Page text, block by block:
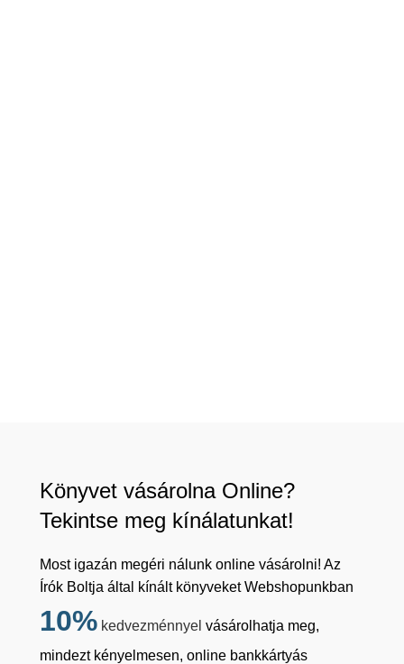
Könyvet vásárolna Online?
Tekintse meg kínálatunkat!
Most igazán megéri nálunk online vásárolni! Az
Írók Boltja által kínált könyveket Webshopunkban
10% kedvezménnyel vásárolhatja meg,
mindezt kényelmesen, online bankkártyás